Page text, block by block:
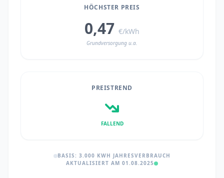
HÖCHSTER PREIS
0,47 €/kWh
Grundversorgung u.a.
PREISTREND
FALLEND
BASIS: 3.000 KWH JAHRESVERBRAUCH
AKTUALISIERT AM 01.08.2025